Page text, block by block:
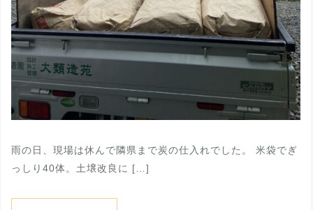
雨の日、現場は休んで隣県まで炭の仕入れでした。 米袋でぎ
っしり40体。土壌改良に […]